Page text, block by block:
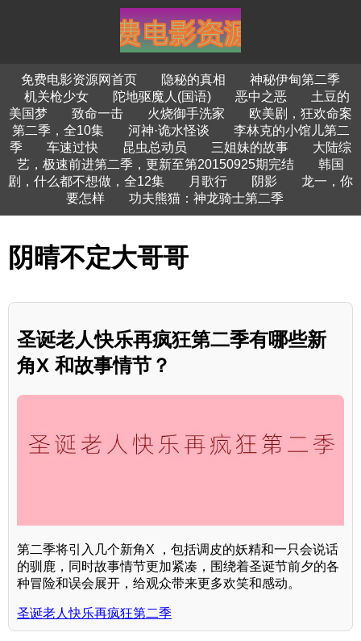
免费电影资源网首页 隐秘的真相
神秘伊甸第二季
机关枪少女
陀地驱魔人(国语) 恶中之恶
土豆的
美国梦
致命一击 火烧御手洗家
欧美剧，狂欢命案
第二季，全10集
河神·诡水怪谈
李林克的小馆儿第二
季
车速过快 昆虫总动员 三姐妹的故事
大陆综
艺，极速前进第二季，更新至第20150925期完结
韩国
剧，什么都不想做，全12集
月歌行 阴影
龙一，你
要怎样
功夫熊猫：神龙骑士第二季
阴晴不定大哥哥
圣诞老人快乐再疯狂第二季有哪些新
角X 和故事情节？
第二季将引入几个新角X ，包括调皮的妖精和一只会说话
的驯鹿，同时故事情节更加紧凑，围绕着圣诞节前夕的各
种冒险和误会展开，给观众带来更多欢笑和感动。
圣诞老人快乐再疯狂第二季